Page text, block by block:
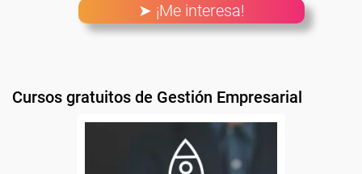
➤ ¡Me interesa!
Cursos gratuitos de Gestión Empresarial